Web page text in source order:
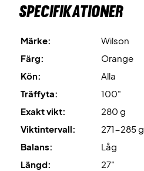
Specifikationer
Märke:
Wilson
Färg:
Orange
Kön:
Alla
Träffyta:
100"
Exakt vikt:
280 g
Viktintervall:
271-285 g
Balans:
Låg
Längd:
27"